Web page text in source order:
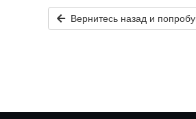
Вернитесь назад и